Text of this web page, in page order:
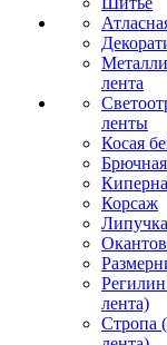
лента
ленты
Косая
Брючная
Корсаж
Регилин
лента)
Стропа